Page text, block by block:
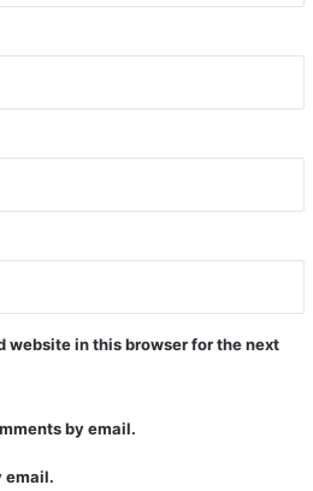
website in this browser for the next
by email.
email.